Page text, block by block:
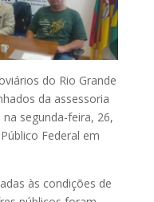
do Rio Grande
da assessoria
segunda-feira, 26,
Federal em
às condições de